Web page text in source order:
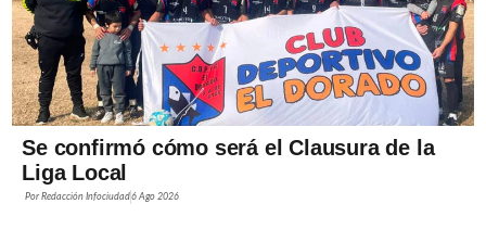
Se confirmó cómo será el Clausura de la
Liga Local
PorRedacción Infociudad6 Ago 2026